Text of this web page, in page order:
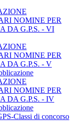
NOMINE PER
DA G.P.S. - VI
NOMINE PER
DA G.P.S. - V
NOMINE PER
DA G.P.S. - IV
Classi di concorso